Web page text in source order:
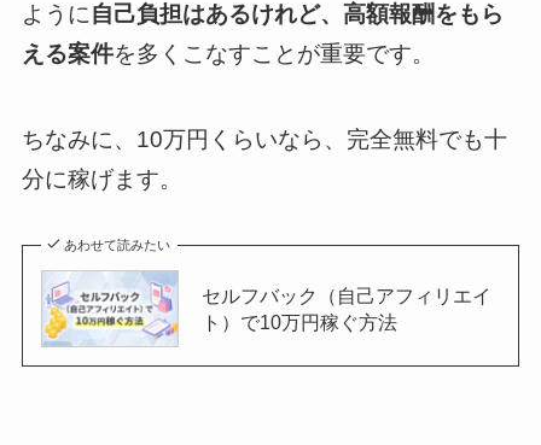
ように自己負担はあるけれど、高額報酬をもら
える案件を多くこなすことが重要です。
ちなみに、10万円くらいなら、完全無料でも十
分に稼げます。
あわせて読みたい
セルフバック（自己アフィリエイ
ト）で10万円稼ぐ方法